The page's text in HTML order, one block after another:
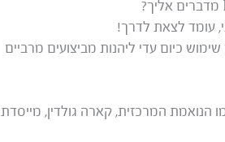
כיום עדי ליהנות מביצועים מרביים
הנואמת המרכזית, קארה גולדין, מייסדת